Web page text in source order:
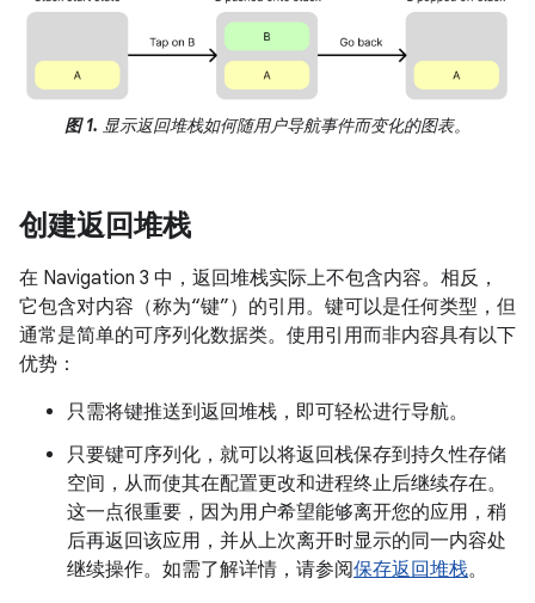
图 1. 显示返回堆栈如何随用户导航事件而变化的图表。
创建返回堆栈
在 Navigation 3 中，返回堆栈实际上不包含内容。相反，
它包含对内容（称为“键”）的引用。 键可以是任何类型，但
通常是简单的可序列化数据类。使用引用而非内容具有以下
优势：
只需将键推送到返回堆栈，即可轻松进行导航。
只要键可序列化，就可以将返回栈保存到持久性存储
空间，从而使其在配置更改和进程终止后继续存在。
这一点很重要，因为用户希望能够离开您的应用，稍
后再返回该应用，并从上次离开时显示的同一内容处
继续操作。如需了解详情，请参阅保存返回堆栈。